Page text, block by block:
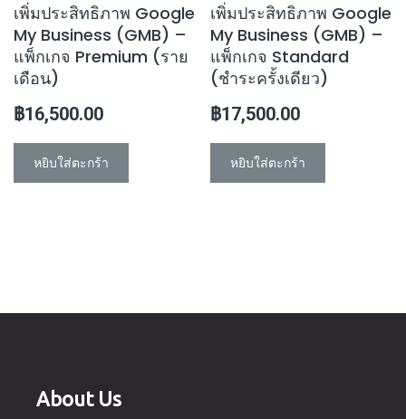
เพิ่มประสิทธิภาพ Google
My Business (GMB) –
แพ็กเกจ Premium (ราย
เดือน)
฿16,500.00
หยิบใส่ตะกร้า
เพิ่มประสิทธิภาพ Google
My Business (GMB) –
แพ็กเกจ Standard
(ชำระครั้งเดียว)
฿17,500.00
หยิบใส่ตะกร้า
About Us